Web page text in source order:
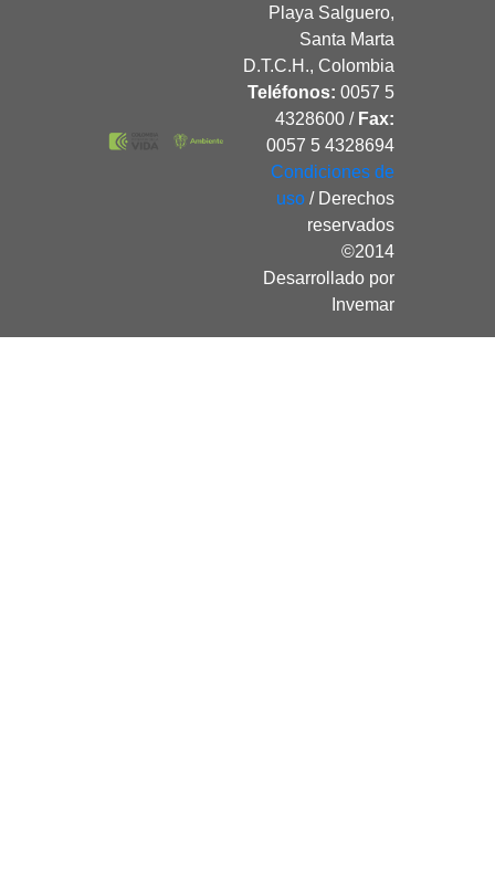
Playa Salguero,
Santa Marta
D.T.C.H., Colombia
Teléfonos: 0057 5
4328600 / Fax:
0057 5 4328694
Condiciones de
uso / Derechos
reservados
©2014
Desarrollado por
Invemar